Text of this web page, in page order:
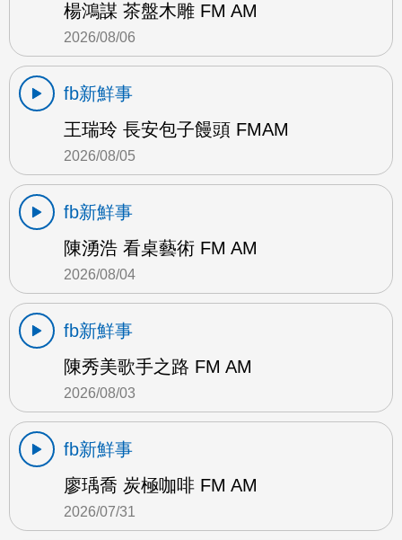
楊鴻謀 茶盤木雕 FM AM
2026/08/06
fb新鮮事
王瑞玲 長安包子饅頭 FMAM
2026/08/05
fb新鮮事
陳湧浩 看桌藝術 FM AM
2026/08/04
fb新鮮事
陳秀美歌手之路 FM AM
2026/08/03
fb新鮮事
廖瑀喬 炭極咖啡 FM AM
2026/07/31